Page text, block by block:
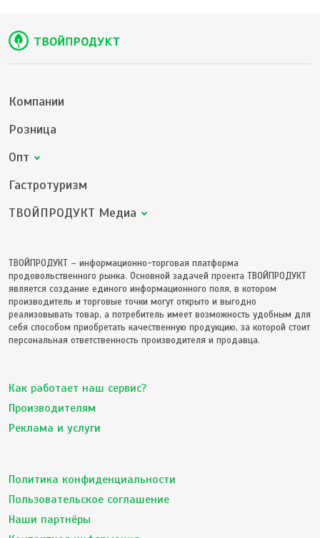
Компании
Розница
Опт
Гастротуризм
ТВОЙПРОДУКТ Медиа
ТВОЙПРОДУКТ – информационно-торговая платформа
продовольственного рынка. Основной задачей проекта ТВОЙПРОДУКТ
является создание единого информационного поля, в котором
производитель и торговые точки могут открыто и выгодно
реализовывать товар, а потребитель имеет возможность удобным для
себя способом приобретать качественную продукцию, за которой стоит
персональная ответственность производителя и продавца.
Как работает наш сервис?
Производителям
Реклама и услуги
Политика конфиденциальности
Пользовательское соглашение
Наши партнёры